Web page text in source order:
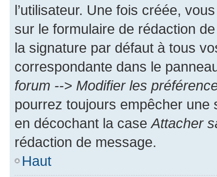
l’utilisateur. Une fois créée,
sur le formulaire de rédaction
la signature par défaut à tous
correspondante dans le
forum --> Modifier les
pourrez toujours empêcher une
en décochant la case Attacher
rédaction de message.
Haut